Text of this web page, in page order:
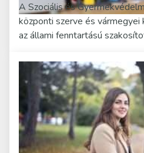
A Szociális és
központi szerve és
az állami fenntartású